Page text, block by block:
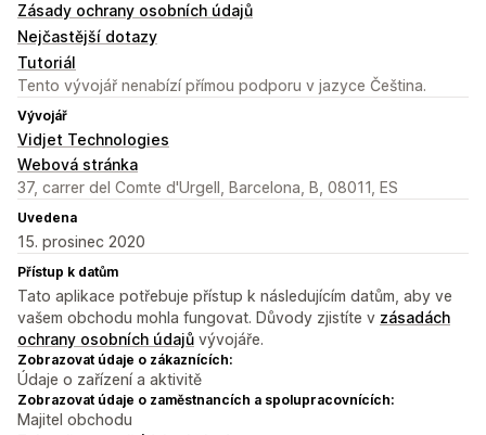
Zásady ochrany osobních údajů
Nejčastější dotazy
Tutoriál
Tento vývojář nenabízí přímou podporu v jazyce Čeština.
Vývojář
Vidjet Technologies
Webová stránka
37, carrer del Comte d'Urgell, Barcelona, B, 08011, ES
Uvedena
15. prosinec 2020
Přístup k datům
Tato aplikace potřebuje přístup k následujícím datům, aby ve
vašem obchodu mohla fungovat. Důvody zjistíte v zásadách
ochrany osobních údajů vývojáře.
Zobrazovat údaje o zákaznících:
Údaje o zařízení a aktivitě
Zobrazovat údaje o zaměstnancích a spolupracovnících:
Majitel obchodu